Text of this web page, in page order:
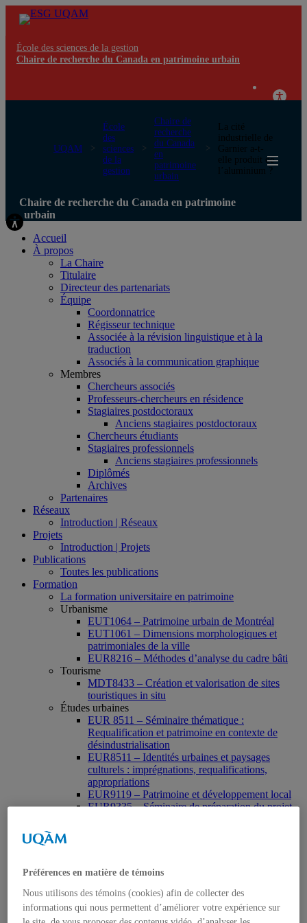
École des sciences de la gestion
Chaire de recherche du Canada en patrimoine urbain
UQAM
École
des
sciences
de la
gestion
Chaire de
recherche
du Canada
en
patrimoine
urbain
La cité
industrielle de
Garnier a-t-
elle produit de
l’aluminium ?
Chaire de recherche du Canada en patrimoine
urbain
Accueil
À propos
La Chaire
Titulaire
Directeur des partenariats
Équipe
Coordonnatrice
Régisseur technique
Associée à la révision linguistique et à la
traduction
Associés à la communication graphique
Membres
Chercheurs associés
Professeurs-chercheurs en résidence
Stagiaires postdoctoraux
Anciens stagiaires postdoctoraux
Chercheurs étudiants
Stagiaires professionnels
Anciens stagiaires professionnels
Diplômés
Archives
Partenaires
Réseaux
Introduction | Réseaux
Projets
Introduction | Projets
Publications
Toutes les publications
Formation
La formation universitaire en patrimoine
Urbanisme
EUT1064 – Patrimoine urbain de Montréal
EUT1061 – Dimensions morphologiques et
patrimoniales de la ville
EUR8216 – Méthodes d’analyse du cadre bâti
Tourisme
MDT8433 – Création et valorisation de sites
touristiques in situ
Études urbaines
EUR 8511 – Séminaire thématique :
Requalification et patrimoine en contexte de
désindustrialisation
EUR8511 – Identités urbaines et paysages
culturels : imprégnations, requalifications,
appropriations
EUR9119 – Patrimoine et développement local
EUR9335 – Séminaire de préparation du projet
patrimoniales en milieu urbain
MSL9006 La patrimonialisation
Histoire de l’art
HAR2644 – Animation, communications,
Préférences en matière de témoins
Nous utilisons des témoins (cookies) afin de collecter des
informations qui nous permettent d’améliorer votre expérience sur